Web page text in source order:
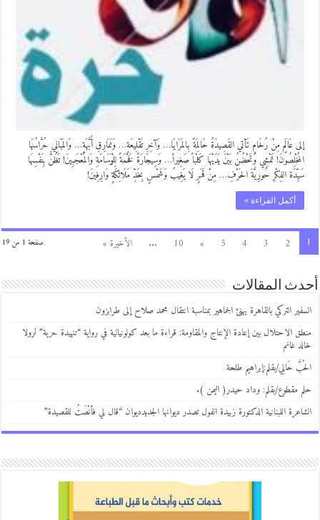
إلى عَالَمٍ مِنْ رُخَامٍ تَأتي القَصِيدَةُ حَالِمَةً بِالمَرَايَا… وَآخِرِ تَقْلِيعَةٍ… وَنَمَارِقِ أُبَّهَةٍ… وَالمَبَانِي حُرَّاسُهَا
المُخْلِصُونَ! ​تَمْشِي وَتَحْضُنُ بَيْنَ يَدَيْهَا كَلْباً صَغِيراً… وَسِيجَارَةً فَخْمَةً لِلْوَسَامَةِ وَالمُعْجَبِينَ! ​تَظُنُّ بِنَفْسِهَا
سَيِّدَة الفِكْرِ حُورِيَّةَ الحَرْفِ… مِنْ قَمَرٍ لَا يَغِيبُ وَشَمْسٍ بِخَدِّ مَلَائِكَةٍ وَارِفِينَ!
أكمل القراءة »
صفحة 1 من 19 1
2
3
4
5
»
10
... الأخيرة »
أحدث المقالات
السفير التركي بالقاهرة يهنئ الجماهير بمناسبة انتقال محمد صلاح إلى طرابزون
منطق الاحتلال بين إعادة الإنتاج والمقاومة: قراءة ما بعد كولونيالية في رواية “تنهيدة حرية” لرولا
خالد غانم
الحُبَّ حَالِي/بقلم:إبراهيم طلحة
حلم مقطوع/بقلم: وداد حيدر( اليمن ).
الشاعرة اللبنانية الدكتورة زبيدة الفول تصدر ديوانها الجديدديوان “قال لي فأنْصَتُ للقصيدة”